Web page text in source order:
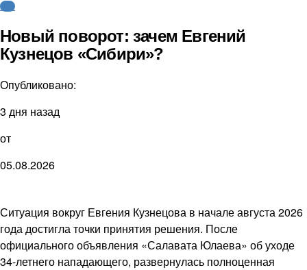
КХЛ
Новый поворот: зачем Евгений
Кузнецов «Сибири»?
Опубликовано:
3 дня назад
от
05.08.2026
Ситуация вокруг Евгения Кузнецова в начале августа 2026
года достигла точки принятия решения. После
официального объявления «Салавата Юлаева» об уходе
34-летнего нападающего, развернулась полноценная